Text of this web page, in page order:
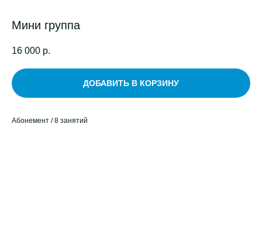
Мини группа
16 000 р.
ДОБАВИТЬ В КОРЗИНУ
Абонемент / 8 занятий